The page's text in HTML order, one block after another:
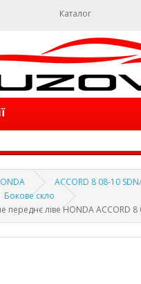
Каталог
ACCORD 8 08-10
Бокове скло
переднє ліве HONDA ACCORD 8